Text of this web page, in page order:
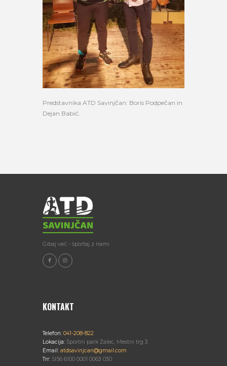
Predstavnika ATD Savinjčan: Boris Podpečan in
Dejan Babić.
Gibaj več - športaj z nami
KONTAKT
Telefon: 041-208-822
Lokacija: Športni park Žalec, Mestni trg 3
Email: atdsavinjcan@gmail.com
Trr: SI56 6100 0001 0063 030